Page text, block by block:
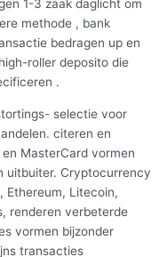
1-3 zaak daglicht om
methode , bank
bedragen up en
roller deposito die
.
selectie voor
citeren en
MasterCard vormen
uitbuiter. Cryptocurrency
Ethereum, Litecoin,
renderen verbeterde
vormen bijzonder
transacties